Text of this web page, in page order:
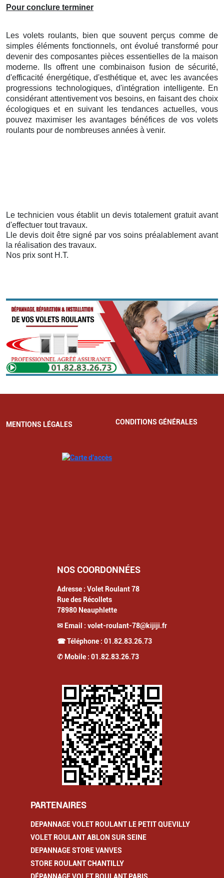
Pour conclure terminer
Les volets roulants, bien que souvent perçus comme de
simples éléments fonctionnels, ont évolué transformé pour
devenir des composantes pièces essentielles de la maison
moderne. Ils offrent une combinaison fusion de sécurité,
d'efficacité énergétique, d'esthétique et, avec les avancées
progressions technologiques, d'intégration intelligente. En
considérant attentivement vos besoins, en faisant des choix
écologiques et en suivant les tendances actuelles, vous
pouvez maximiser les avantages bénéfices de vos volets
roulants pour de nombreuses années à venir.
Le technicien vous établit un devis totalement gratuit avant
d'effectuer tout travaux.
Lle devis doit être signé par vos soins préalablement avant
la réalisation des travaux.
Nos prix sont H.T.
MENTIONS LÉGALES CONDITIONS GÉNÉRALES
NOS COORDONNÉES
Adresse : Volet Roulant 78
Rue des Récollets
78980 Neauphlette
✉ Email : volet-roulant-78@kijiji.fr
☎ Téléphone : 01.82.83.26.73
✆ Mobile : 01.82.83.26.73
PARTENAIRES
DEPANNAGE VOLET ROULANT LE PETIT QUEVILLY
VOLET ROULANT ABLON SUR SEINE
DEPANNAGE STORE VANVES
STORE ROULANT CHANTILLY
DÉPANNAGE VOLET ROULANT PARIS